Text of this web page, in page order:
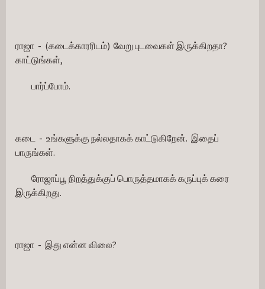
ராஜா  -  (கடைக்காரரிடம்)  வேறு புடவைகள் இருக்கிறதா?
காட்டுங்கள்,
பார்ப்போம்.
கடை  -  உங்களுக்கு நல்லதாகக் காட்டுகிறேன்.  இதைப்
பாருங்கள்.
ரோஜாப்பூ நிறத்துக்குப் பொருத்தமாகக் கருப்புக் கரை
இருக்கிறது.
ராஜா  -  இது என்ன விலை?